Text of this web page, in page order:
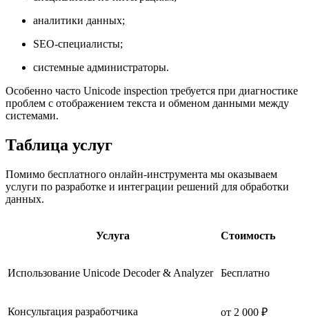
аналитики данных;
SEO-специалисты;
системные администраторы.
Особенно часто Unicode inspection требуется при диагностике
проблем с отображением текста и обменом данными между
системами.
Таблица услуг
Помимо бесплатного онлайн-инструмента мы оказываем
услуги по разработке и интеграции решений для обработки
данных.
Услуга Стоимость
Использование Unicode Decoder & Analyzer Бесплатно
Консультация разработчика от 2 000 ₽